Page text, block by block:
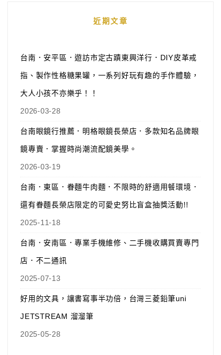
近期文章
台南．安平區．遊訪市定古蹟東興洋行．DIY皮革戒
指、製作性格糖果罐，一系列好玩有趣的手作體驗，
大人小孩不亦樂乎！！
2026-03-28
台南眼鏡行推薦．明格眼鏡長榮店．多款知名品牌眼
鏡專賣．掌握時尚潮流配鏡美學。
2026-03-19
台南．東區．眷麵牛肉麵．不限時的舒適用餐環境．
還有眷麵長榮店限定的可愛史努比盲盒抽獎活動!!
2025-11-18
台南．安南區．專業手機維修、二手機收購買賣專門
店．不二通訊
2025-07-13
好用的文具，讓書寫事半功倍，台灣三菱鉛筆uni
JETSTREAM 溜溜筆
2025-05-28